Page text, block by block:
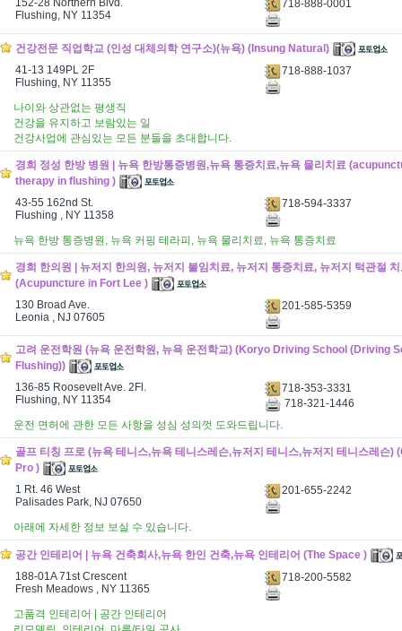
152-28 Northern Blvd.
Flushing, NY 11354
718-888-0001
건강전문 직업학교 (인성 대체의학 연구소)(뉴욕) (Insung Natural)
41-13 149PL 2F
Flushing, NY 11355
718-888-1037
나이와 상관없는 평생직
건강을 유지하고 보람있는 일
건강사업에 관심있는 모든 분들을 초대합니다.
경희 정성 한방 병원 | 뉴욕 한방통증병원,뉴욕 통증치료,뉴욕 물리치료
therapy in flushing )
43-55 162nd St.
Flushing , NY 11358
718-594-3337
뉴욕 한방 통증병원, 뉴욕 커핑 테라피, 뉴욕 물리치료, 뉴욕 통증치료
경희 한의원 | 뉴저지 한의원, 뉴저지 불임치료, 뉴저지 통증치료, 뉴저지 턱관절
(Acupuncture in Fort Lee )
130 Broad Ave.
Leonia , NJ 07605
201-585-5359
고려 운전학원 (뉴욕 운전학원, 뉴욕 운전학교) (Koryo Driving School (Driving
Flushing))
136-85 Roosevelt Ave. 2Fl.
Flushing, NY 11354
718-353-3331
718-321-1446
운전 면허에 관한 모든 사항을 성심 성의껏 도와드립니다.
골프 티칭 프로 (뉴욕 테니스,뉴욕 테니스레슨,뉴저지 테니스,뉴저지 테니스레슨)
Pro )
1 Rt. 46 West
Palisades Park, NJ 07650
201-655-2242
아래에 자세한 정보 보실 수 있습니다.
공간 인테리어 | 뉴욕 건축회사,뉴욕 한인 건축,뉴욕 인테리어 (The Space )
188-01A 71st Crescent
Fresh Meadows , NY 11365
718-200-5582
고품격 인테리어 | 공간 인테리어